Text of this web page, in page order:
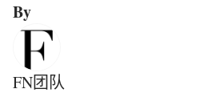
By
FN团队